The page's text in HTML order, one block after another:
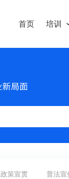
首页 培训
政策宣贯 普法宣